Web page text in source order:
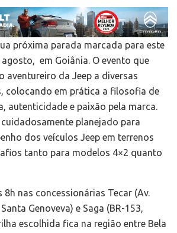
próxima parada marcada para este
em Goiânia. O evento que
aventureiro da Jeep a diversas
colocando em prática a filosofia de
autenticidade e paixão pela marca.
planejado para
dos veículos Jeep em terrenos
tanto para modelos 4×2 quanto
8h nas concessionárias Tecar (Av.
Genoveva) e Saga (BR-153,
escolhida fica na região entre Bela